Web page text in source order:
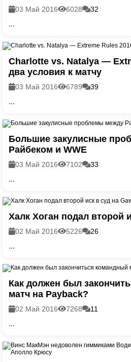
03 Май 2016 6028 32
...
Charlotte vs. Natalya —
два условия к матчу
03 Май 2016 6789 39
...
Большие закулисные
Райбеком и WWE
03 Май 2016 7102 33
...
Халк Хоган подал второй
02 Май 2016 5226 26
...
Как должен был
матч на Payback?
02 Май 2016 7268 11
...